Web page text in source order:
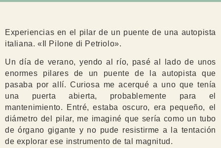
Experiencias en el pilar de un puente de una autopista
italiana. «Il Pilone di Petriolo».
Un día de verano, yendo al río, pasé al lado de unos
enormes pilares de un puente de la autopista que
pasaba por allí. Curiosa me acerqué a uno que tenía
una puerta abierta, probablemente para el
mantenimiento. Entré, estaba oscuro, era pequeño, el
diámetro del pilar, me imaginé que sería como un tubo
de órgano gigante y no pude resistirme a la tentación
de explorar ese instrumento de tal magnitud.